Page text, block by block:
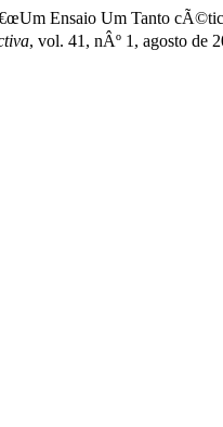
Ensaio Um Tanto
, vol. 41, nÂº 1, agosto de